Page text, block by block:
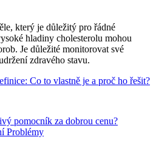
který je důležitý pro řádné
hladiny cholesterolu mohou
Je důležité monitorovat své
zdravého stavu.
Co to vlastně je a proč ho řešit?
Problémy